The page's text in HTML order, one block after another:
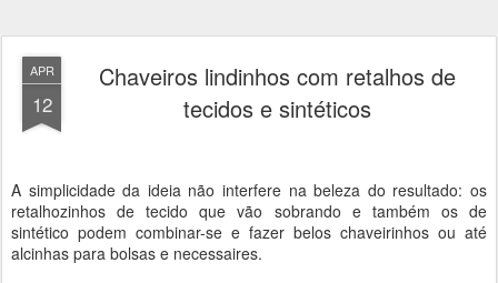
APR
12
Chaveiros lindinhos com retalhos de
tecidos e sintéticos
A simplicidade da ideia não interfere na beleza do resultado: os
retalhozinhos de tecido que vão sobrando e também os de
sintético podem combinar-se e fazer belos chaveirinhos ou até
alcinhas para bolsas e necessaires.